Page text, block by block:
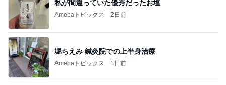
私が間違っていた優秀だったお塩
Amebaトピックス 2日前
堀ちえみ 鍼灸院での上半身治療
Amebaトピックス 1日前